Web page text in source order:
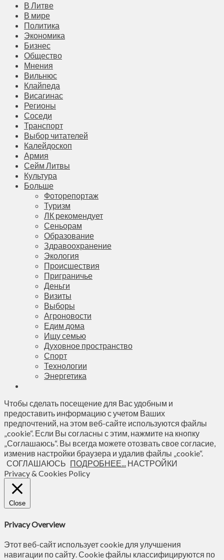
В Литве
В мире
Политика
Экономика
Бизнес
Общество
Мнения
Вильнюс
Клайпеда
Висагинас
Регионы
Соседи
Транспорт
Выбор читателей
Калейдоскоп
Армия
Сейм Литвы
Культура
Больше
Фоторепортаж
Туризм
ЛК рекомендует
Сеньорам
Образование
Здравоохранение
Экология
Происшествия
Приграничье
Деньги
Визиты
Выборы
Агроновости
Едим дома
Ищу семью
Духовное пространство
Спорт
Технологии
Энергетика
Чтобы сделать посещение для Вас удобным и
предоставить информацию с учетом Ваших
предпочтений, на этом веб-сайте используются файлы
„cookie“. Если Вы согласны с этим, нажмите на кнопку
„Соглашаюсь“. Вы всегда можете отозвать свое согласие,
изменив настройки браузера и удалив файлы „cookie“.
СОГЛАШАЮСЬ ПОДРОБНЕЕ... НАСТРОЙКИ
Privacy & Cookies Policy
Close
Privacy Overview
Этот веб-сайт использует cookie для улучшения
навигации по сайту. Сookie файлы классифицируются по